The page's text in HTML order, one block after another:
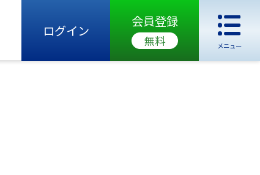
ログイン
会員登録
無料 メニュー